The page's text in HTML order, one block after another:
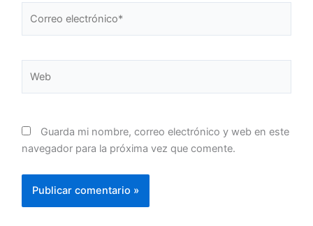
electrónico*
Guarda mi nombre, correo electrónico y web en este
navegador para la próxima vez que comente.